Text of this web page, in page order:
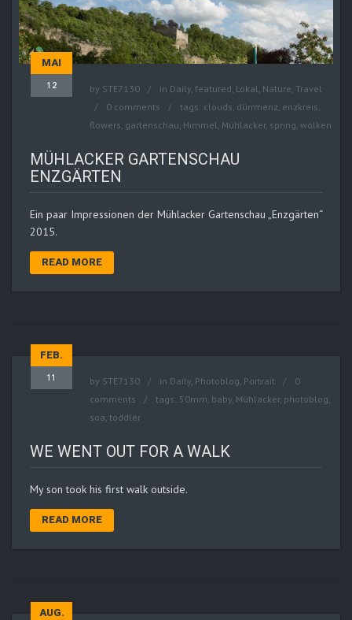
MAI
12 by STE7130 in Daily, featured, Lokal, Nature, Travel
0 comments
tags: clouds, dürrmenz, enzkreis,
flowers, gartenschau, Himmel, Mühlacker, spring, wolken
MÜHLACKER GARTENSCHAU
ENZGÄRTEN
Ein paar Impressionen der Mühlacker Gartenschau „Enzgärten“
2015.
READ MORE
FEB.
11 by STE7130 in Daily, Photoblog, Portrait
0
comments
tags: 50mm, baby, Mühlacker, photoblog,
soa, toddler
WE WENT OUT FOR A WALK
My son took his first walk outside.
READ MORE
AUG.